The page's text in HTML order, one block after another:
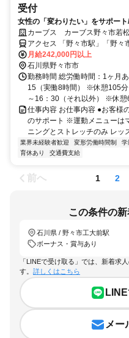
受付
女性の「変わりたい」をサポー
ルOK※規定内
カーブス カーブス野々市若
アクセス 「野々市駅」「野々
月給242,000円以上
石川県野々市市
勤務時間 総労働時間：1ヶ月
15（実働8時間） ※休憩105
～16：30（それ以外） ※休憩
仕事内容 お仕事内容 ●お客様
のサポート ※運動メニューは
ニングとストレッチのみ レ
業界未経験者歓迎 変形労働時間制 学
育休あり
交通費支給
前へ 1 2
この条件の
石川県 / 野々市工大前駅
ボーナス・賞与あり
「LINEで受け取る」では、新着求
す。 詳しくはこちら
メー